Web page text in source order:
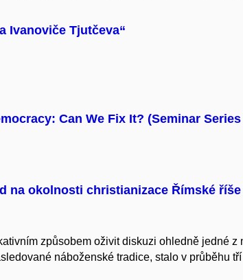
Ivanoviče Tjutčeva“
Can We Fix It? (Seminar Series
okolnosti christianizace Římské
způsobem oživit diskuzi ohledně jedné
náboženské tradice, stalo v průběhu